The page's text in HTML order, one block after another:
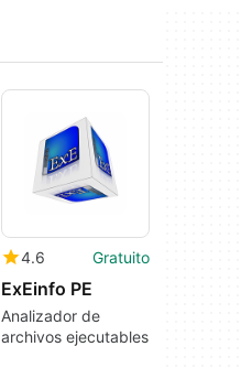
4.6 Gratuito
ExEinfo PE
Analizador de
archivos ejecutables